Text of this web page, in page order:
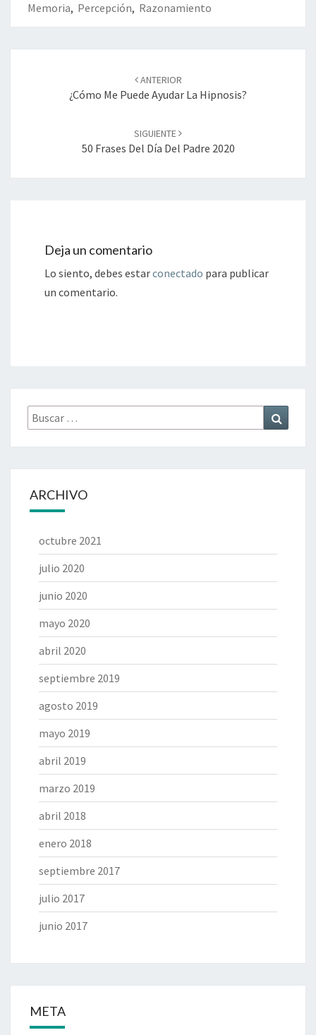
Memoria, Percepción, Razonamiento
entradas
ANTERIOR
¿Cómo Me Puede Ayudar La Hipnosis?
SIGUIENTE
50 Frases Del Día Del Padre 2020
Deja un comentario
Lo siento, debes estarconectado para publicar
un comentario.
Buscar
por:
ARCHIVO
octubre 2021
julio 2020
junio 2020
mayo 2020
abril 2020
septiembre 2019
agosto 2019
mayo 2019
abril 2019
marzo 2019
abril 2018
enero 2018
septiembre 2017
julio 2017
junio 2017
META